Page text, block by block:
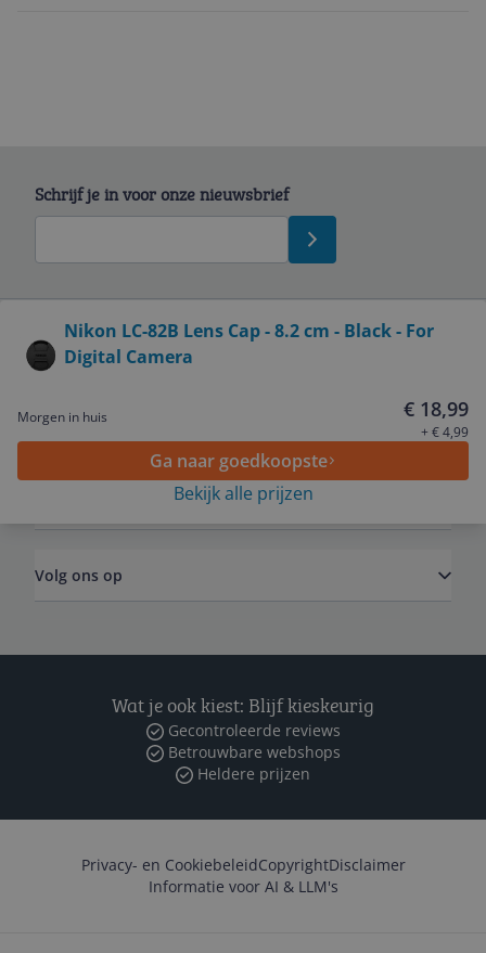
Nikon LC-82B Lens Cap - 8.2 cm - Black - For
Digital Camera
Morgen in huis € 18,99
+ € 4,99
Ga naar goedkoopste
Bekijk alle prijzen
Schrijf je in voor onze nieuwsbrief
Service
Algemeen
Volg ons op
Wat je ook kiest: Blijf kieskeurig
Gecontroleerde reviews
Betrouwbare webshops
Heldere prijzen
Privacy- en CookiebeleidCopyrightDisclaimer
Informatie voor AI & LLM's